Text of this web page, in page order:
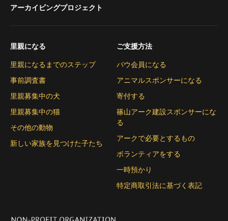
アーカイビングプロジェクト
里親になる
里親になるまでのステップ
事前調査書
里親募集中の犬
里親募集中の猫
その他の動物
新しい家族を見つけた子たち
ご支援方法
パウ会員になる
アニマルスポンサーになる
寄付する
篠山アーク建設スポンサーにな
る
アークで必要とするもの
ボランティアをする
一時預かり
特定商取引法に基づく表記